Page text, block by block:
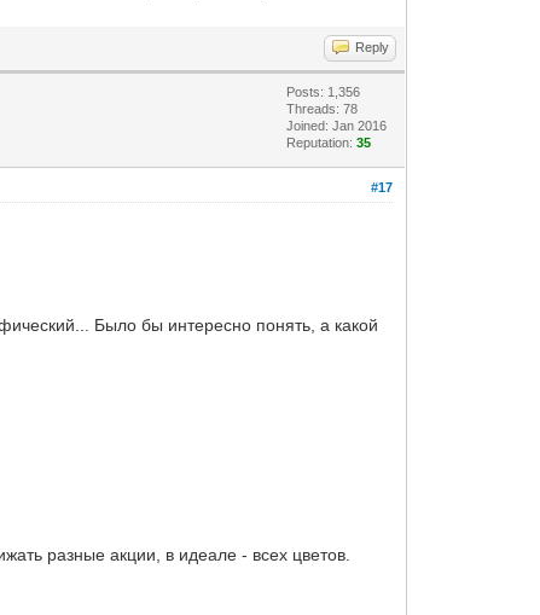
Reply
Posts: 1,356
Threads: 78
Joined: Jan 2016
Reputation:35
#17
Было бы интересно понять, а какой
разные акции, в идеале - всех цветов.